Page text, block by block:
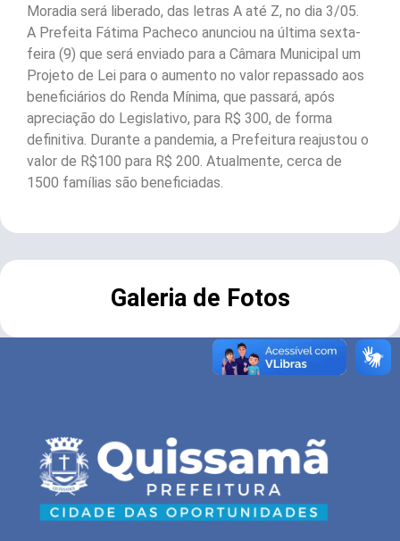
Moradia será liberado, das letras A até Z, no dia 3/05.
A Prefeita Fátima Pacheco anunciou na última sexta-
feira (9) que será enviado para a Câmara Municipal um
Projeto de Lei para o aumento no valor repassado aos
beneficiários do Renda Mínima, que passará, após
apreciação do Legislativo, para R$ 300, de forma
definitiva. Durante a pandemia, a Prefeitura reajustou o
valor de R$100 para R$ 200. Atualmente, cerca de
1500 famílias são beneficiadas.
Galeria de Fotos